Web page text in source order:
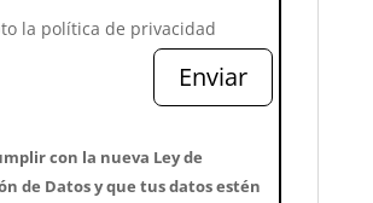
la política de privacidad
Enviar
con la nueva Ley de
de Datos y que tus datos estén